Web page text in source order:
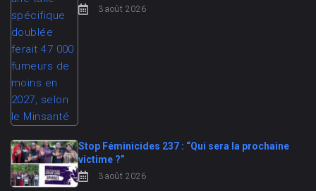
3 août 2026
Stop Féminicides 237 : “Qui sera la prochaine
victime ?”
3 août 2026